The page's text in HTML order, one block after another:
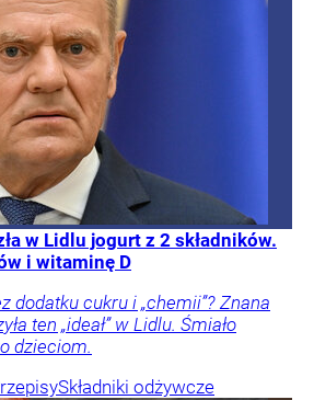
w Lidlu jogurt z 2 składników.
i witaminę D
dodatku cukru i „chemii”? Znana
ten „ideał” w Lidlu. Śmiało
dzieciom.
Składniki odżywcze